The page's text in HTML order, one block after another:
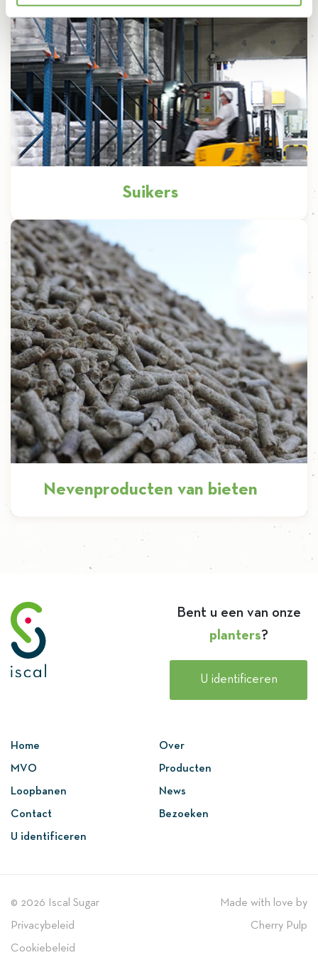
Ontdekken
Suikers
Kristalsuiker is het belangrijkste product van
Iscal en elk jaar produceren we er ongeveer
200.000 ton van door meer dan […]
Ontdekken
Nevenproducten van bieten
Home Over
MVO Producten
Loopbanen News
Contact Bezoeken
U identificeren
Bent u een van onze
planters?
U identificeren
© 2026 Iscal Sugar
Privacybeleid
Cookiebeleid
Made with love by
Cherry Pulp